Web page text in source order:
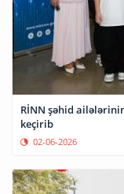
RİNN şəhid
keçirib
02-06-2026